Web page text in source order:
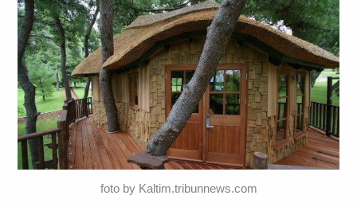
foto by Kaltim.tribunnews.com